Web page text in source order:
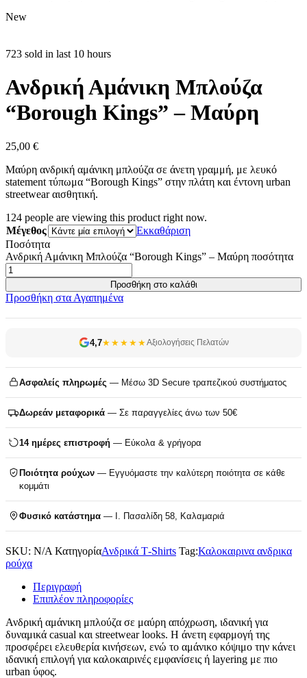
New
723 sold in last 10 hours
Ανδρική Αμάνικη Μπλούζα
“Borough Kings” – Μαύρη
25,00 €
Μαύρη ανδρική αμάνικη μπλούζα σε άνετη γραμμή, με λευκό
statement τύπωμα “Borough Kings” στην πλάτη και έντονη urban
streetwear αισθητική.
124 people are viewing this product right now.
Μέγεθος
Εκκαθάριση
Ποσότητα
Ανδρική Αμάνικη Μπλούζα “Borough Kings” – Μαύρη ποσότητα
Προσθήκη στο καλάθι
Προσθήκη στα Αγαπημένα
4,7★★★★★Αξιολογήσεις Πελατών
Ασφαλείς πληρωμές — Μέσω 3D Secure τραπεζικού συστήματος
Δωρεάν μεταφορικά — Σε παραγγελίες άνω των 50€
14 ημέρες επιστροφή — Εύκολα & γρήγορα
Ποιότητα ρούχων — Εγγυόμαστε την καλύτερη ποιότητα σε κάθε
κομμάτι
Φυσικό κατάστημα — Ι. Πασαλίδη 58, Καλαμαριά
SKU: N/A ΚατηγορίαΑνδρικά T‑Shirts Tag:Καλοκαιρινα ανδρικα
ρούχα
Περιγραφή
Επιπλέον πληροφορίες
Ανδρική αμάνικη μπλούζα σε μαύρη απόχρωση, ιδανική για
δυναμικά casual και streetwear looks. Η άνετη εφαρμογή της
προσφέρει ελευθερία κινήσεων, ενώ το αμάνικο κόψιμο την κάνει
ιδανική επιλογή για καλοκαιρινές εμφανίσεις ή layering με πιο
urban ύφος.